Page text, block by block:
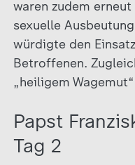
waren zudem
sexuelle
würdigte den
Betroffenen.
„heiligem
Papst
Tag 2